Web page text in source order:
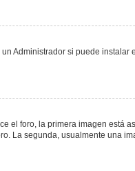
Administrador si puede instalar
el foro, la primera imagen está
La segunda, usualmente una